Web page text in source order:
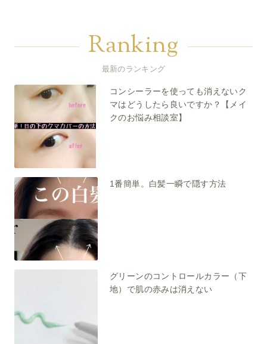
Ranking
最新のランキング
コンシーラーを使っても消えないク
マはどうしたら良いですか？【メイ
クのお悩み相談室】
1番簡単。白髪一瞬で隠す方法
グリーンのコントロールカラー（下
地）で肌の赤みは消えない